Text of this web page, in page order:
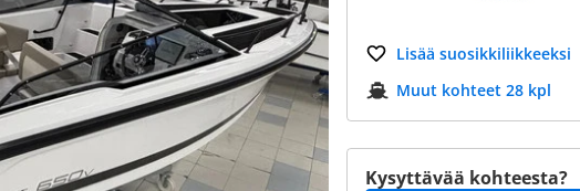
Lisää suosikkiliikkeeksi
Muut kohteet 28 kpl
Kysyttävää kohteesta?